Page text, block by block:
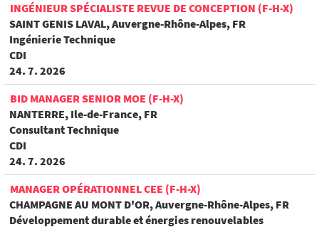
INGÉNIEUR SPÉCIALISTE REVUE DE CONCEPTION (F-H-X)
SAINT GENIS LAVAL, Auvergne-Rhône-Alpes, FR
Ingénierie Technique
CDI
24. 7. 2026
BID MANAGER SENIOR MOE (F-H-X)
NANTERRE, Ile-de-France, FR
Consultant Technique
CDI
24. 7. 2026
MANAGER OPÉRATIONNEL CEE (F-H-X)
CHAMPAGNE AU MONT D'OR, Auvergne-Rhône-Alpes, FR
Développement durable et énergies renouvelables